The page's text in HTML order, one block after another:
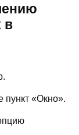
в
«Окно».